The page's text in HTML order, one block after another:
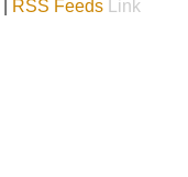
RSS Feeds
Link